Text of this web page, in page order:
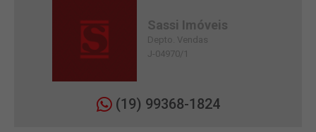
Sassi Imóveis
Depto. Vendas
J-04970/1
(19) 99368-1824